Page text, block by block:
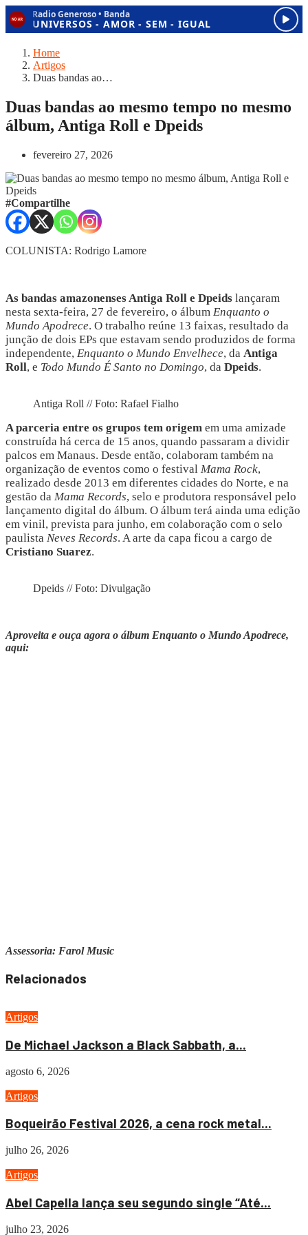
Home
Artigos
Duas bandas ao…
Duas bandas ao mesmo tempo no mesmo
álbum, Antiga Roll e Dpeids
fevereiro 27, 2026
#Compartilhe
COLUNISTA: Rodrigo Lamore
As bandas amazonenses Antiga Roll e Dpeids lançaram
nesta sexta-feira, 27 de fevereiro, o álbum Enquanto o
Mundo Apodrece. O trabalho reúne 13 faixas, resultado da
junção de dois EPs que estavam sendo produzidos de forma
independente, Enquanto o Mundo Envelhece, da Antiga
Roll, e Todo Mundo É Santo no Domingo, da Dpeids.
Antiga Roll // Foto: Rafael Fialho
A parceria entre os grupos tem origem em uma amizade
construída há cerca de 15 anos, quando passaram a dividir
palcos em Manaus. Desde então, colaboram também na
organização de eventos como o festival Mama Rock,
realizado desde 2013 em diferentes cidades do Norte, e na
gestão da Mama Records, selo e produtora responsável pelo
lançamento digital do álbum. O álbum terá ainda uma edição
em vinil, prevista para junho, em colaboração com o selo
paulista Neves Records
Cristiano Suarez.
Dpeids // Foto: Divulgação
Aproveita e ouça agora o álbum Enquanto o Mundo Apodrece,
aqui:
Assessoria: Farol Music
Relacionados
Artigos
De Michael Jackson a Black Sabbath, a...
agosto 6, 2026
Artigos
Boqueirão Festival 2026, a cena rock metal...
julho 26, 2026
Artigos
Abel Capella lança seu segundo single “Até...
julho 23, 2026